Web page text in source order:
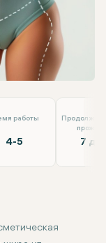
работы
4-5 7